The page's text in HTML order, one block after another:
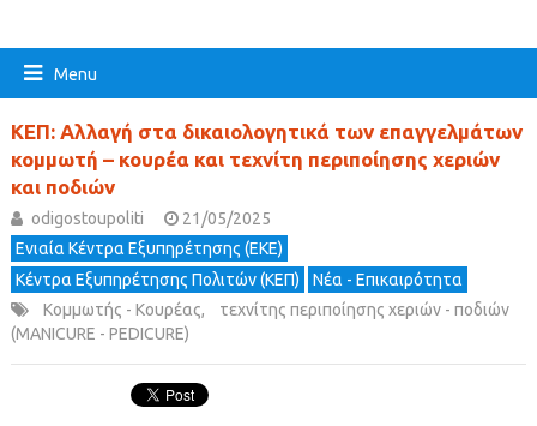
Menu
ΚΕΠ: Αλλαγή στα δικαιολογητικά των επαγγελμάτων
κομμωτή – κουρέα και τεχνίτη περιποίησης χεριών
και ποδιών
odigostoupoliti
21/05/2025
Ενιαία Κέντρα Εξυπηρέτησης (ΕΚΕ)
Κέντρα Εξυπηρέτησης Πολιτών (ΚΕΠ)
Νέα - Επικαιρότητα
Κομμωτής - Κουρέας,
τεχνίτης περιποίησης χεριών - ποδιών
(MANICURE - PEDICURE)